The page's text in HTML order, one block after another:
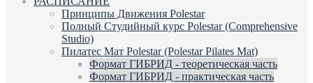
Принципы Движения Polestar
Полный Студийный курс Polestar (Comprehensive
Studio)
Пилатес Мат Polestar (Polestar Pilates Mat)
Формат ГИБРИД - теоретическая часть
Формат ГИБРИД - практическая часть